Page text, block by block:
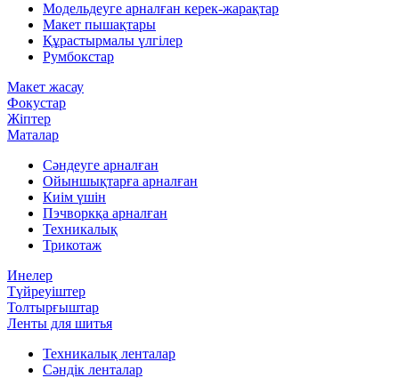
Модельдеуге арналған керек-жарақтар
Макет пышақтары
Құрастырмалы үлгілер
Румбокстар
Макет жасау
Фокустар
Жіптер
Маталар
Сәндеуге арналған
Ойыншықтарға арналған
Киім үшін
Пэчворкқа арналған
Техникалық
Трикотаж
Инелер
Түйреуіштер
Толтырғыштар
Ленты для шитья
Техникалық ленталар
Сәндік ленталар